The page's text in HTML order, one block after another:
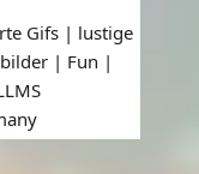
Gifs | lustige
| Fun |